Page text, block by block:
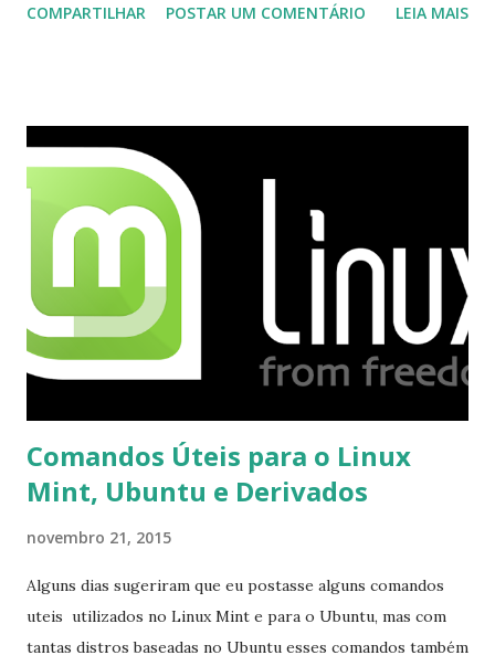
integrado com o serviço do MSN, segundo a empresa, os
o Windows Live (assim como muitos profissionais de TI) ,
mesmo na versão para Linux, claro, sempre existem outras
opções e o Pidgin, que se mostra como opção.
COMPARTILHAR POSTAR UM COMENTÁRIO LEIA MAIS
Comandos Úteis para o Linux
Mint, Ubuntu e Derivados
novembro 21, 2015
Alguns dias sugeriram que eu postasse alguns comandos
uteis utilizados no Linux Mint e para o Ubuntu, mas com
tantas distros baseadas no Ubuntu esses comandos também